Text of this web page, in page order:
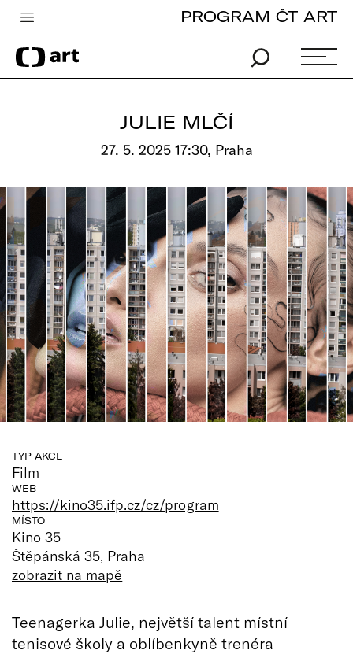
Česká televize
Zpravodajství
Pro děti
edu
Vše o ČT
PROGRAM ČT ART
JULIE MLČÍ
27. 5. 2025 17:30, Praha
TYP AKCE
Film
WEB
https://kino35.ifp.cz/cz/program
MÍSTO
Kino 35
Štěpánská 35, Praha
zobrazit na mapě
Teenagerka Julie, největší talent místní
tenisové školy a oblíbenkyně trenéra